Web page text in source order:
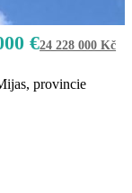
€24 228 000 Kč
provincie